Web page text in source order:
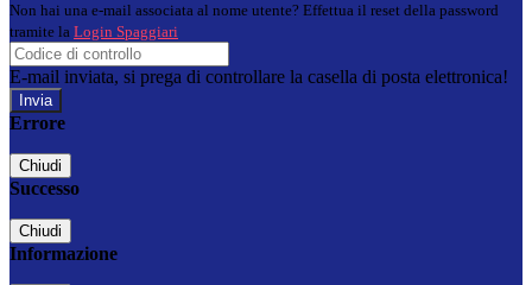
Non hai una e-mail associata al nome utente? Effettua il reset della password
tramite la Login Spaggiari
E-mail inviata, si prega di controllare la casella di posta elettronica!
Errore
Chiudi
Successo
Chiudi
Informazione